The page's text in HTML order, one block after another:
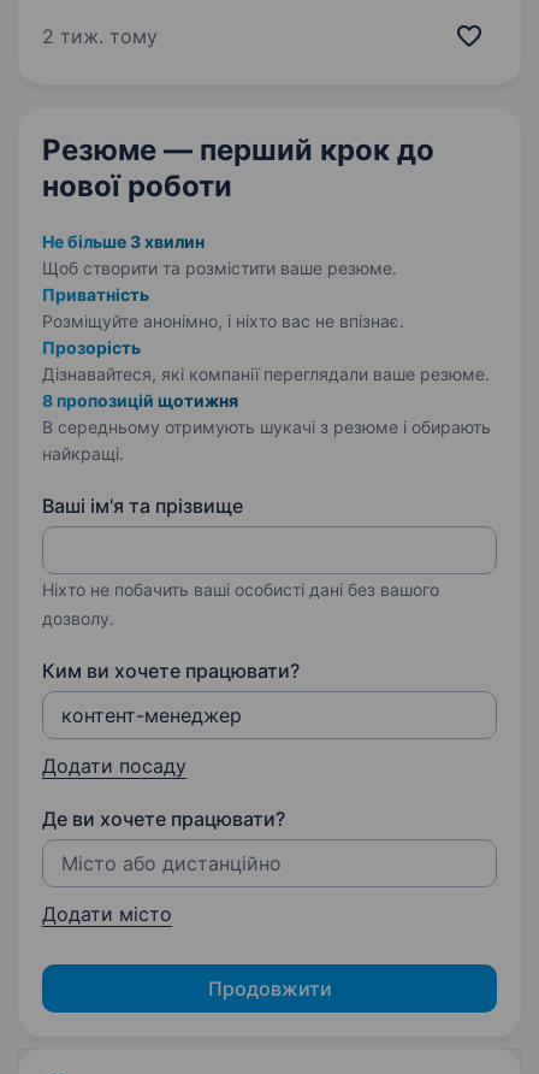
та знаходити свій сильний напрям у контенті.
2 тиж. тому
Резюме — перший крок до
нової роботи
Не більше 3 хвилин
Щоб створити та розмістити ваше резюме.
Приватність
Розміщуйте анонімно, і ніхто вас не впізнає.
Прозорість
Дізнавайтеся, які компанії переглядали ваше резюме.
8 пропозицій щотижня
В середньому отримують шукачі з резюме і обирають
найкращі.
Ваші ім'я та прізвище
Ніхто не побачить ваші особисті дані без вашого
дозволу.
Ким ви хочете працювати?
Додати посаду
Де ви хочете працювати?
Додати місто
Продовжити